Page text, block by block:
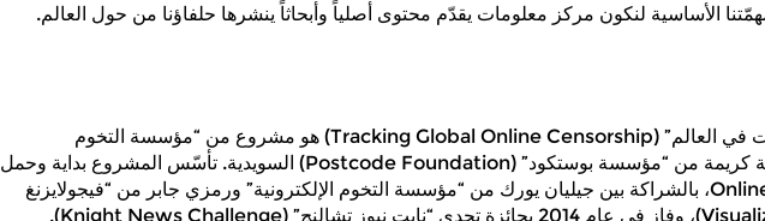
الأساسية لنكون مركز معلومات يقدّم محتوى أصلياً وأبحاثاً ينشرها حلفاؤنا من حول العالم.
“تتبّع الرقابة على الإنترنت في العالم” (Tracking Global Online Censorship) هو مشروع من “مؤسسة التخوم
الإلكترونية”، مموّل بمنحة كريمة من “مؤسسة بوستكود” (Postcode Foundation) السويدية. تأسّس المشروع بداية وحمل
اسم Onlinecensorship.org، بالشراكة بين جيليان يورك من “مؤسسة التخوم الإلكترونية” ورمزي جابر من “فيجولايزنغ